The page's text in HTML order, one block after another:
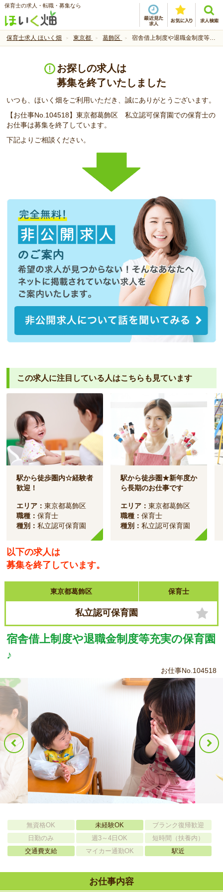
保育士の求人・転職・募集なら
保育士求人 ほいく畑 東京都 葛飾区 宿舎借上制度や退職金制度等充実の保育園♪
お探しの求人は
募集を終了いたしました
いつも、ほいく畑をご利用いただき、誠にありがとうございます。
【お仕事No.104518】東京都葛飾区 私立認可保育園での保育士の
お仕事は募集を終了しています。
下記よりご相談ください。
この求人に注目している人はこちらも見ています
駅から徒歩圏内☆経験者
歓迎！
エリア：東京都葛飾区
職種：保育士
種別：私立認可保育園
駅から徒歩圏★新年度か
ら長期のお仕事です
エリア：東京都葛飾区
職種：保育士
種別：私立認可保育園
以下の求人は
募集を終了しています。
東京都葛飾区 保育士
私立認可保育園
宿舎借上制度や退職金制度等充実の保育園
♪
お仕事No.104518
無資格OK 未経験OK
ブランク復帰歓迎
日勤のみ
週3～4日OK
短時間（扶養内）
交通費支給
マイカー通勤OK 駅近
お仕事内容